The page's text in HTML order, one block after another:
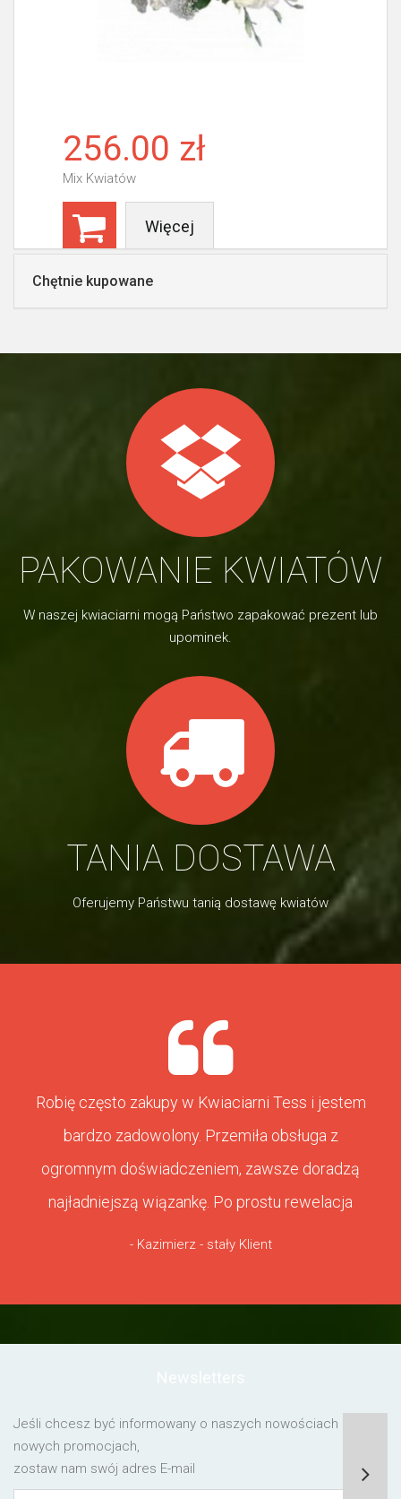
256.00 zł
Mix Kwiatów
Więcej
Chętnie kupowane
PAKOWANIE KWIATÓW
W naszej kwiaciarni mogą Państwo zapakować prezent lub
upominek.
TANIA DOSTAWA
Oferujemy Państwu tanią dostawę kwiatów
Robię często zakupy w Kwiaciarni Tess i jestem
bardzo zadowolony. Przemiła obsługa z
ogromnym doświadczeniem, zawsze doradzą
najładniejszą wiązankę. Po prostu rewelacja
- Kazimierz - stały Klient
Jeśli chcesz być informowany o naszych nowościach lub o
nowych promocjach,
zostaw nam swój adres E-mail